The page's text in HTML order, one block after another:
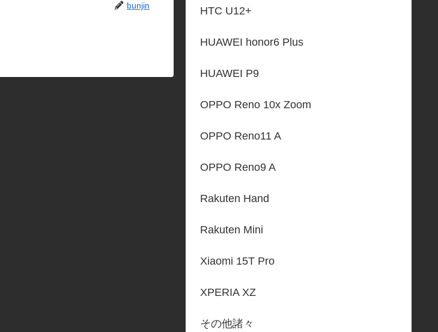
bunjin HTC U12+
HUAWEI honor6 Plus
HUAWEI P9
OPPO Reno 10x Zoom
OPPO Reno11 A
OPPO Reno9 A
Rakuten Hand
Rakuten Mini
Xiaomi 15T Pro
XPERIA XZ
その他諸々